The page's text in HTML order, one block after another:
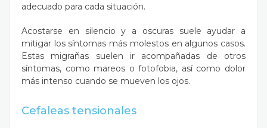
adecuado para cada situación.
Acostarse en silencio y a oscuras suele ayudar a
mitigar los síntomas más molestos en algunos casos.
Estas migrañas suelen ir acompañadas de otros
síntomas, como mareos o fotofobia, así como dolor
más intenso cuando se mueven los ojos.
Cefaleas tensionales